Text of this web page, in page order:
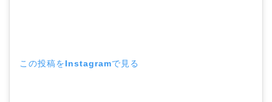
この投稿をInstagramで見る